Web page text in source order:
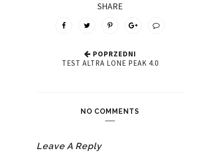
SHARE
POPRZEDNI
TEST ALTRA LONE PEAK 4.0
NO COMMENTS
Leave A Reply